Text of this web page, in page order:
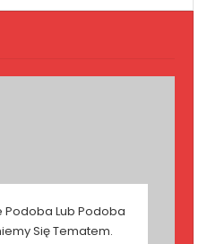
Podoba Lub Podoba
Się Tematem.